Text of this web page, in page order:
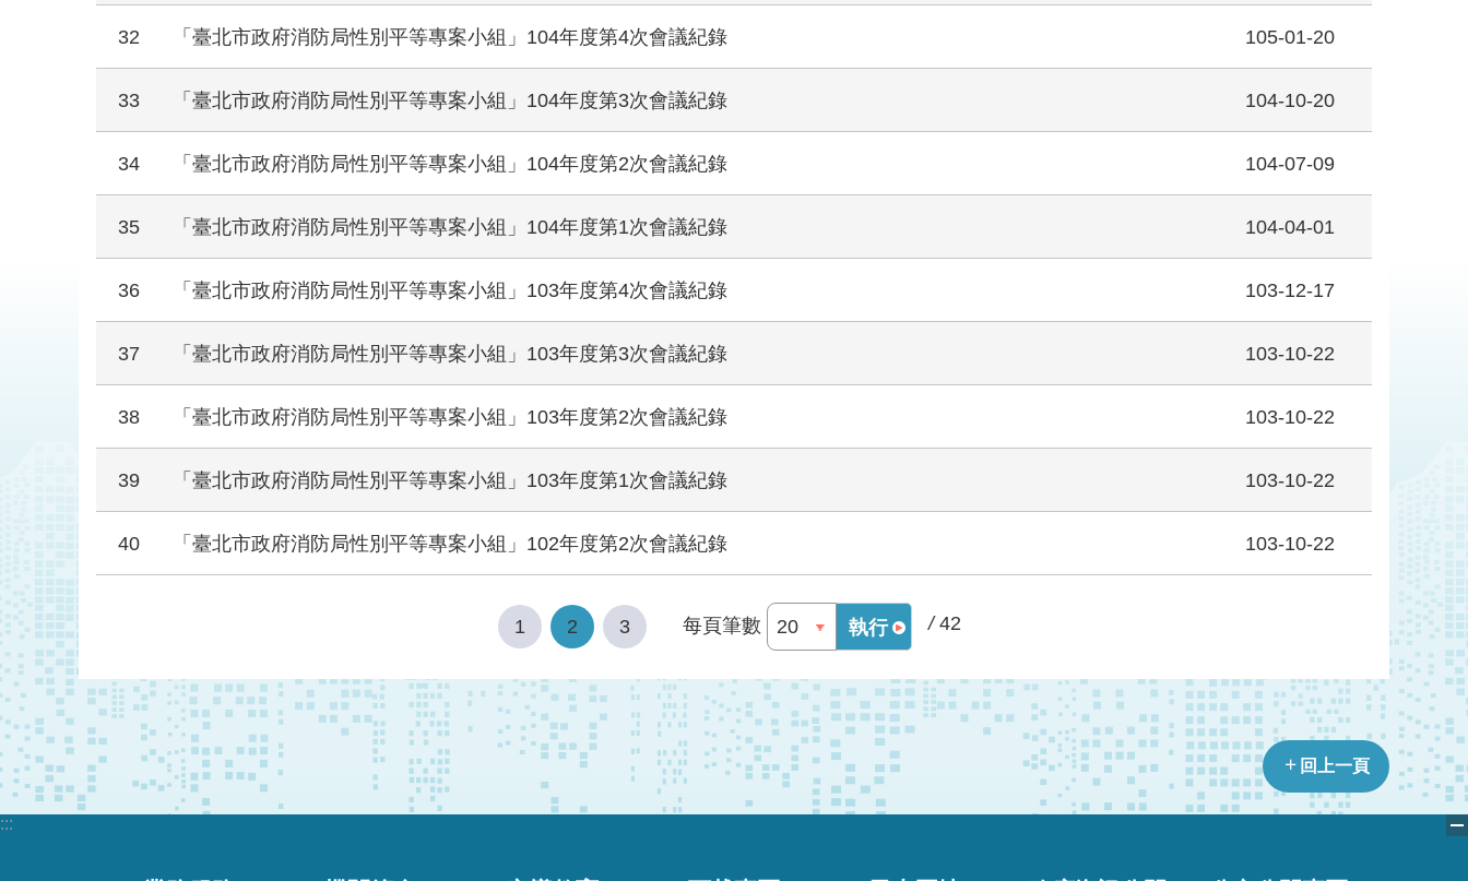
32 「臺北市政府消防局性別平等專案小組」104年度第4次會議紀錄 105-01-20
33 「臺北市政府消防局性別平等專案小組」104年度第3次會議紀錄 104-10-20
34 「臺北市政府消防局性別平等專案小組」104年度第2次會議紀錄 104-07-09
35 「臺北市政府消防局性別平等專案小組」104年度第1次會議紀錄 104-04-01
36 「臺北市政府消防局性別平等專案小組」103年度第4次會議紀錄 103-12-17
37 「臺北市政府消防局性別平等專案小組」103年度第3次會議紀錄 103-10-22
38 「臺北市政府消防局性別平等專案小組」103年度第2次會議紀錄 103-10-22
39 「臺北市政府消防局性別平等專案小組」103年度第1次會議紀錄 103-10-22
40 「臺北市政府消防局性別平等專案小組」102年度第2次會議紀錄 103-10-22
1 2 3 每頁筆數 執行 / 42
回上一頁
:::